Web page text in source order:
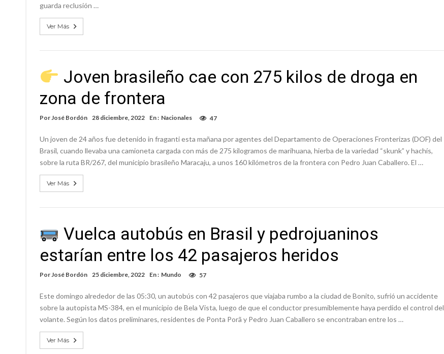
guarda reclusión …
Ver Más
Joven brasileño cae con 275 kilos de droga en
zona de frontera
PorJosé Bordón 28 diciembre, 2022 En : Nacionales 47
Un joven de 24 años fue detenido in fraganti esta mañana por agentes del Departamento de Operaciones Fronterizas (DOF) del
Brasil, cuando llevaba una camioneta cargada con más de 275 kilogramos de marihuana, hierba de la variedad “skunk” y hachís,
sobre la ruta BR/267, del municipio brasileño Maracaju, a unos 160 kilómetros de la frontera con Pedro Juan Caballero. El …
Ver Más
Vuelca autobús en Brasil y pedrojuaninos
estarían entre los 42 pasajeros heridos
PorJosé Bordón 25 diciembre, 2022 En : Mundo 57
Este domingo alrededor de las 05:30, un autobús con 42 pasajeros que viajaba rumbo a la ciudad de Bonito, sufrió un accidente
sobre la autopista MS-384, en el municipio de Bela Vista, luego de que el conductor presumiblemente haya perdido el control del
volante. Según los datos preliminares, residentes de Ponta Porã y Pedro Juan Caballero se encontraban entre los …
Ver Más